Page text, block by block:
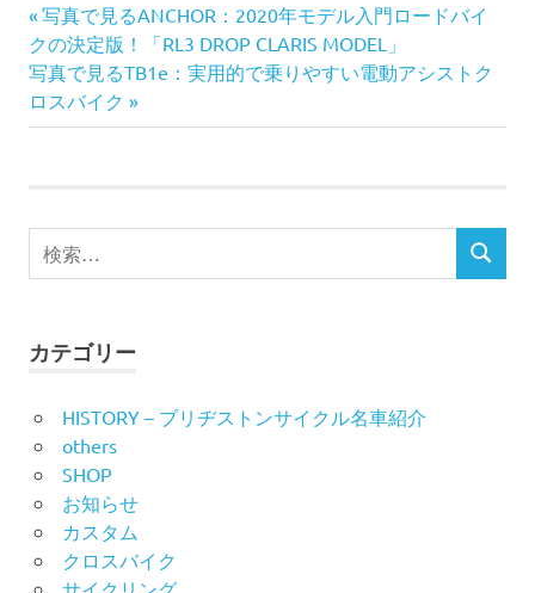
投
稿
ナ
ゲ
ー
ョ
ン
前
の
記
事:
写真で見るANCHOR：2020年モデル入門ロードバイ
クの決定版！「RL3 DROP CLARIS MODEL」
次
の
記
写真で見るTB1e：実用的で乗りやすい電動アシストク
ロスバイク
検
索
検
索
カテゴリー
HISTORY – ブリヂストンサイクル名車紹介
others
SHOP
お知らせ
カスタム
クロスバイク
サイクリング